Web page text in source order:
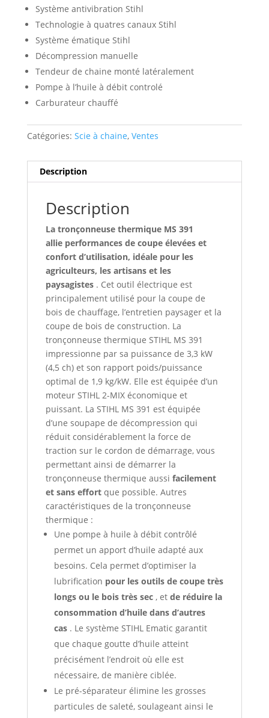
Système antivibration Stihl
Technologie à quatres canaux Stihl
Système ématique Stihl
Décompression manuelle
Tendeur de chaine monté latéralement
Pompe à l’huile à débit controlé
Carburateur chauffé
Catégories: Scie à chaine, Ventes
Description
Description
La tronçonneuse thermique MS 391
allie performances de coupe élevées et
confort d’utilisation, idéale pour les
agriculteurs, les artisans et les
paysagistes. Cet outil électrique est
principalement utilisé pour la coupe de
bois de chauffage, l’entretien paysager et la
coupe de bois de construction. La
tronçonneuse thermique STIHL MS 391
impressionne par sa puissance de 3,3 kW
(4,5 ch) et son rapport poids/puissance
optimal de 1,9 kg/kW. Elle est équipée d’un
moteur STIHL 2-MIX économique et
puissant. La STIHL MS 391 est équipée
d’une soupape de décompression qui
réduit considérablement la force de
traction sur le cordon de démarrage, vous
permettant ainsi de démarrer la
tronçonneuse thermique aussi facilement
et sans effortque possible. Autres
caractéristiques de la tronçonneuse
thermique :
Une pompe à huile à débit contrôlé
permet un apport d’huile adapté aux
besoins. Cela permet d’optimiser la
lubrification pour les outils de coupe très
longs ou le bois très sec, et de réduire la
consommation d’huile dans d’autres
cas. Le système STIHL Ematic garantit
que chaque goutte d’huile atteint
précisément l’endroit où elle est
nécessaire, de manière ciblée.
Le pré-séparateur élimine les grosses
particules de saleté, soulageant ainsi le